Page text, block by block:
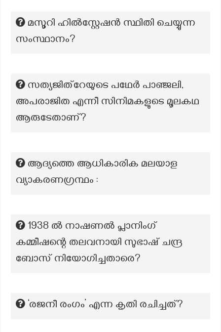
മസൂറി ഹിൽസ്റ്റേഷൻ സ്ഥിതി ചെയ്യുന്ന
സംസ്ഥാനം?
സത്യജിത്‌റേയുടെ പഥേർ പാഞ്ജലി,
അപരാജിത എന്നീ സിനിമകളുടെ മൂലകഥ
ആരുടേതാണ്?
ആദ്യത്തെ ആധികാരിക മലയാള
വ്യാകരണഗ്രന്ഥം :
1938 ൽ നാഷണൽ പ്ലാനിംഗ്
കമ്മീഷന്റെ തലവനായി സുഭാഷ് ചന്ദ്ര
ബോസ് നിയോഗിച്ചതാരെ?
‘രജനീ രംഗം’ എന്ന കൃതി രചിച്ചത്?